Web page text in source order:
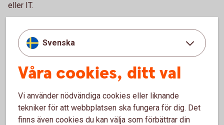
eller IT.
Branschfonder (temafonder)
Teknikfonder
En teknikfond är en typ av branschfond som placerar i
innovativa bolag inom tekniksektorn – till exempel inom IT,
mjukvara, AI, halvledare och digitala tjänster.
Svenska
Våra cookies, ditt val
Vi använder nödvändiga cookies eller liknande
tekniker för att webbplatsen ska fungera för dig. Det
finns även cookies du kan välja som förbättrar din